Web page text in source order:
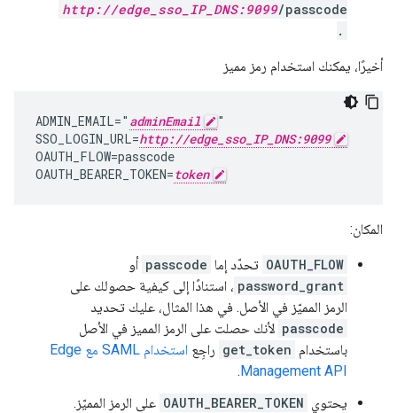
http://edge_sso_IP_DNS:9099/passcode
.
أخيرًا، يمكنك استخدام رمز مميز
ADMIN_EMAIL=" adminEmail
"
SSO_LOGIN_URL=http://edge_sso_IP_DNS:9099
OAUTH_FLOW=passcode
OAUTH_BEARER_TOKEN=token
المكان:
OAUTH_FLOW تحدّد إما passcode أو
password_grant ، استنادًا إلى كيفية حصولك على
الرمز المميّز في الأصل. في هذا المثال، عليك تحديد
passcode لأنك حصلت على الرمز المميز في الأصل
باستخدام get_token راجِع
استخدام SAML مع Edge
Management API
.
يحتوي OAUTH_BEARER_TOKEN على الرمز المميّز.